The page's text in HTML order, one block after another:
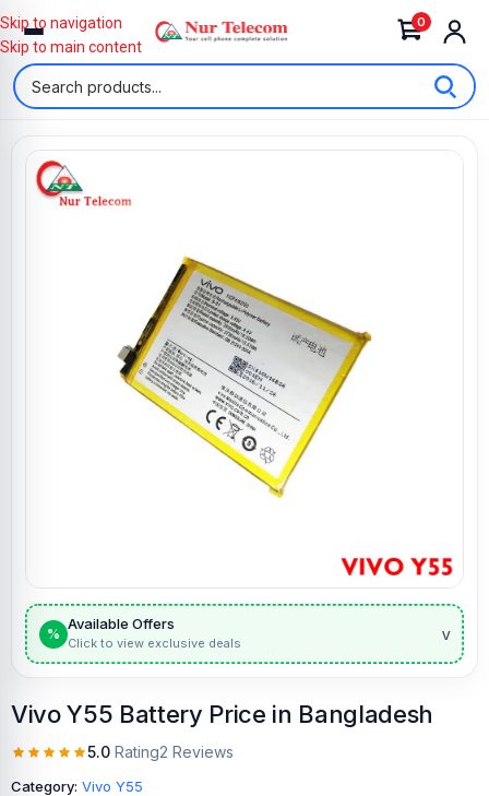
0
Skip to navigation
Skip to main content
%
Available Offers
Click to view exclusive deals v
Vivo Y55 Battery Price in Bangladesh
5.0 Rating2 Reviews
Category: Vivo Y55